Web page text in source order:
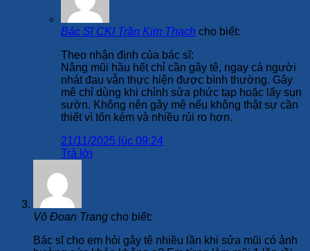
Bác Sĩ CKI Trần Kim Thạch cho biết:
Theo nhận định của bác sĩ:
Nâng mũi hầu hết chỉ cần gây tê, ngay cả người
nhát đau vẫn thực hiện được bình thường. Gây
mê chỉ dùng khi chỉnh sửa phức tạp hoặc lấy sụn
sườn. Không nên gây mê nếu không thật sự cần
thiết vì tốn kém và nhiều rủi ro hơn.
21/11/2025 lúc 09:24
Trả lời
Võ Đoan Trang cho biết:
Bác sĩ cho em hỏi gây tê nhiều lần khi sửa mũi có ảnh